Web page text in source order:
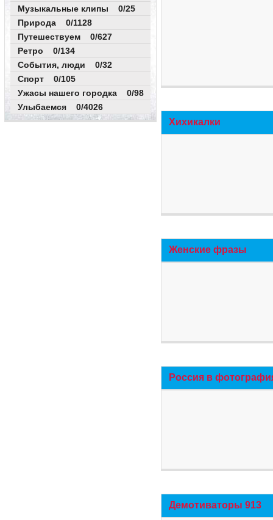
Музыкальные клипы 0/25
Природа 0/1128
Путешествуем 0/627
Ретро 0/134
События, люди 0/32
Спорт 0/105
Ужасы нашего городка 0/98
Улыбаемся 0/4026
Хихикалки
Женские фразы
Россия в
Демотиваторы 913